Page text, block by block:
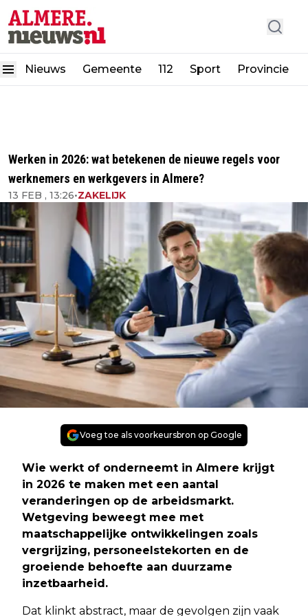
Nieuws Gemeente 112 Sport Provincie
Werken in 2026: wat betekenen de nieuwe regels voor
werknemers en werkgevers in Almere?
13 FEB , 13:26•ZAKELIJK
Voeg toe als voorkeursbron op Google
Wie werkt of onderneemt in Almere krijgt
in 2026 te maken met een aantal
veranderingen op de arbeidsmarkt.
Wetgeving beweegt mee met
maatschappelijke ontwikkelingen zoals
vergrijzing, personeelstekorten en de
groeiende behoefte aan duurzame
inzetbaarheid.
Dat klinkt abstract, maar de gevolgen zijn vaak